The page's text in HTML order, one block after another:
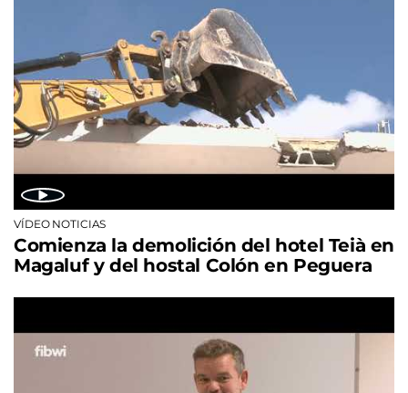
VÍDEO NOTICIAS
Comienza la demolición del hotel Teià en
Magaluf y del hostal Colón en Peguera